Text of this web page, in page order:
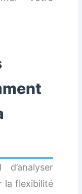
la flexibilité